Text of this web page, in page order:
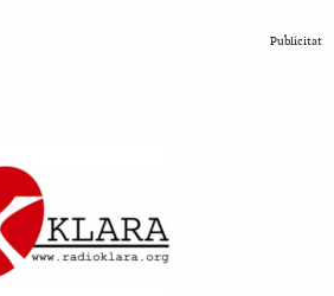
Publicitat